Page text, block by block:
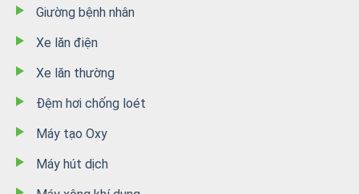
Giường bệnh nhân
Xe lăn điện
Xe lăn thường
Đệm hơi chống loét
Máy tạo Oxy
Máy hút dịch